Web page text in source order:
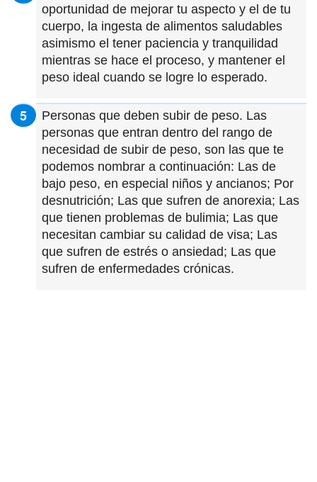
oportunidad de mejorar tu aspecto y el de tu
cuerpo, la ingesta de alimentos saludables
asimismo el tener paciencia y tranquilidad
mientras se hace el proceso, y mantener el
peso ideal cuando se logre lo esperado.
Personas que deben subir de peso. Las
personas que entran dentro del rango de
necesidad de subir de peso, son las que te
podemos nombrar a continuación: Las de
bajo peso, en especial niños y ancianos; Por
desnutrición; Las que sufren de anorexia; Las
que tienen problemas de bulimia; Las que
necesitan cambiar su calidad de visa; Las
que sufren de estrés o ansiedad; Las que
sufren de enfermedades crónicas.